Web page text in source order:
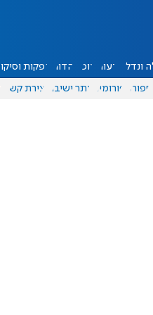
ונדל"ן דעות אוכל יהדות הפקות
ספורט פורומים אתר ישיבה יצירת קשר